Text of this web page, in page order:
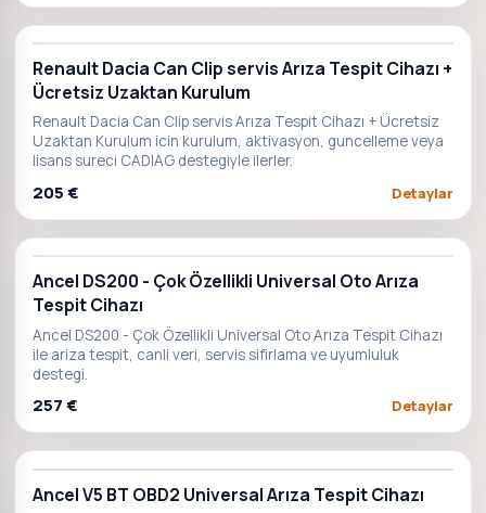
Renault Dacia Can Clip servis Arıza Tespit Cihazı +
Ücretsiz Uzaktan Kurulum
Renault Dacia Can Clip servis Arıza Tespit Cihazı + Ücretsiz
Uzaktan Kurulum icin kurulum, aktivasyon, guncelleme veya
lisans sureci CADIAG destegiyle ilerler.
205 € Detaylar
Ancel DS200 - Çok Özellikli Universal Oto Arıza
Tespit Cihazı
Ancel DS200 - Çok Özellikli Universal Oto Arıza Tespit Cihazı
ile ariza tespit, canli veri, servis sifirlama ve uyumluluk
destegi.
257 € Detaylar
Ancel V5 BT OBD2 Universal Arıza Tespit Cihazı